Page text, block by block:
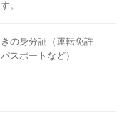
。
の身分証（運転免許
スポートなど）